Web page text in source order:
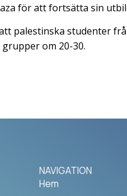
för att fortsätta sin
palestinska studenter
om 20-30.
NAVIGATION
Hem